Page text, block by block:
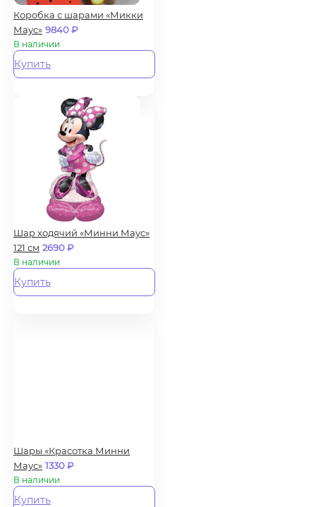
Коробка с шарами «Микки
Маус» 9840₽
В наличии
Купить
Шар ходячий «Минни Маус»
121 см 2690₽
В наличии
Купить
Шары «Красотка Минни
Маус» 1330₽
В наличии
Купить